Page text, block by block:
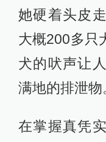
她硬着头皮
大概200多只
犬的吠声让
满地的排泄物
在掌握真凭